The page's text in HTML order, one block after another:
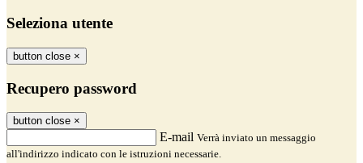
Seleziona utente
button close ×
Recupero password
button close ×
E-mail Verrà inviato un messaggio
all'indirizzo indicato con le istruzioni necessarie.